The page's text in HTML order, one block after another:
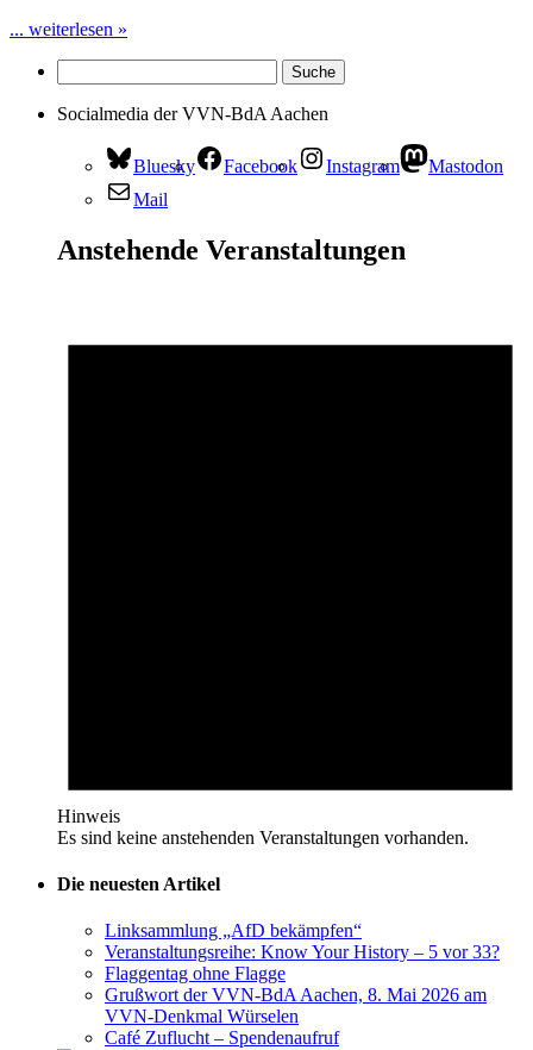
... weiterlesen »
Socialmedia der VVN-BdA Aachen
Bluesky Facebook Instagram
Mastodon
Mail
Anstehende Veranstaltungen
Hinweis
Es sind keine anstehenden Veranstaltungen vorhanden.
Die neuesten Artikel
Linksammlung „AfD bekämpfen“
Veranstaltungsreihe: Know Your History – 5 vor 33?
Flaggentag ohne Flagge
Grußwort der VVN-BdA Aachen, 8. Mai 2026 am
VVN-Denkmal Würselen
Café Zuflucht – Spendenaufruf